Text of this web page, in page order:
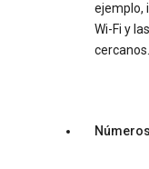
ejemplo,
Wi-Fi y
cercanos.